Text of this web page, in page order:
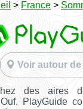
> France >
Voir autour de
des aires
PlayGuide